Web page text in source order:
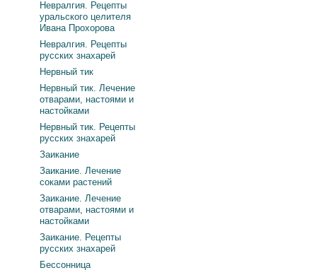
Невралгия. Рецепты
уральского целителя
Ивана Прохорова
Невралгия. Рецепты
русских знахарей
Нервный тик
Нервный тик. Лечение
отварами, настоями и
настойками
Нервный тик. Рецепты
русских знахарей
Заикание
Заикание. Лечение
соками растений
Заикание. Лечение
отварами, настоями и
настойками
Заикание. Рецепты
русских знахарей
Бессонница